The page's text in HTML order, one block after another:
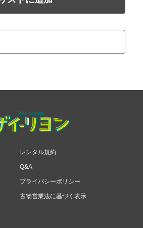
レンタル規約
Q&A
プライバシーポリシー
古物営業法に基づく表示